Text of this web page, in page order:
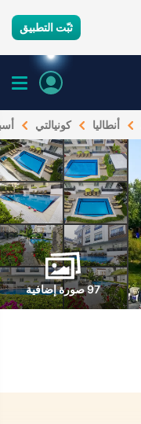
ثبّت التطبيق
أنطاليا كونيالتي
97 صورة إضافية